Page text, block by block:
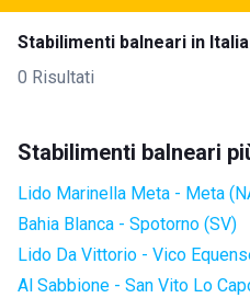
Stabilimenti balneari in Italia
0 Risultati
Stabilimenti balneari
Lido Marinella Meta - Meta
Bahia Blanca - Spotorno (SV)
Lido Da Vittorio - Vico
Al Sabbione - San Vito Lo